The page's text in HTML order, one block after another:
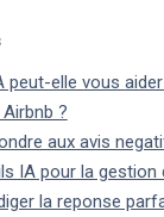
peut-elle vous
?
aux avis
IA pour la gestion
la reponse